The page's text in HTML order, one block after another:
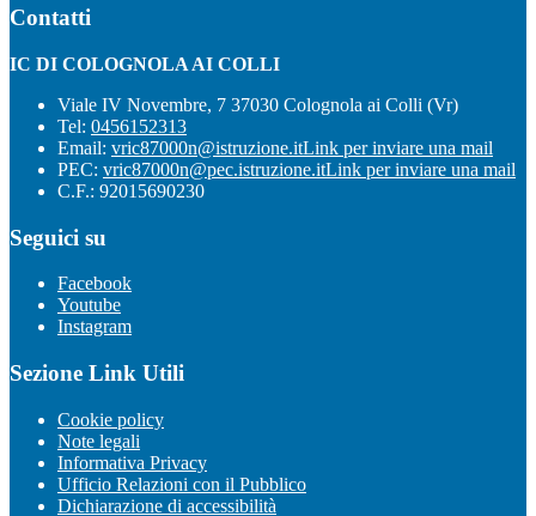
Contatti
IC DI COLOGNOLA AI COLLI
Viale IV Novembre, 7 37030 Colognola ai Colli (Vr)
Tel: 0456152313
Email: vric87000n@istruzione.itLink per inviare una mail
PEC: vric87000n@pec.istruzione.itLink per inviare una mail
C.F.: 92015690230
Seguici su
Facebook
Youtube
Instagram
Sezione Link Utili
Cookie policy
Note legali
Informativa Privacy
Ufficio Relazioni con il Pubblico
Dichiarazione di accessibilità